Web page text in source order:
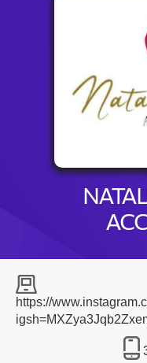
https://